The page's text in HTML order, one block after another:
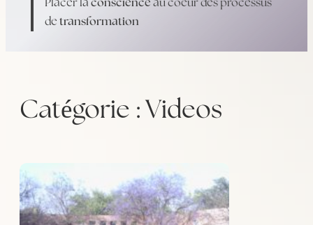
Placer laconscience au coeur des processus
detransformation
Catégorie : Videos